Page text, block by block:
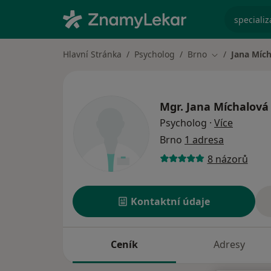
Hlavní Stránka Psycholog Brno Změna města
Jana
Mgr. Jana Míchalová
Psycholog · Více
Brno 1 adresa
8 názorů
Kontaktní údaje
Ceník Adresy